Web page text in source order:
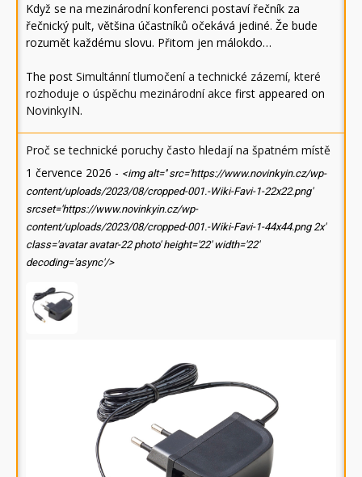
Když se na mezinárodní konferenci postaví řečník za
řečnický pult, většina účastníků očekává jediné. Že bude
rozumět každému slovu. Přitom jen málokdo…
The post Simultánní tlumočení a technické zázemí, které
rozhoduje o úspěchu mezinárodní akce first appeared on
NovinkyIN.
Proč se technické poruchy často hledají na špatném místě
1 července 2026 - <img alt='' src='https://www.novinkyin.cz/wp-
content/uploads/2023/08/cropped-001.-Wiki-Favi-1-22x22.png'
srcset='https://www.novinkyin.cz/wp-
content/uploads/2023/08/cropped-001.-Wiki-Favi-1-44x44.png 2x'
class='avatar avatar-22 photo' height='22' width='22'
decoding='async'/>